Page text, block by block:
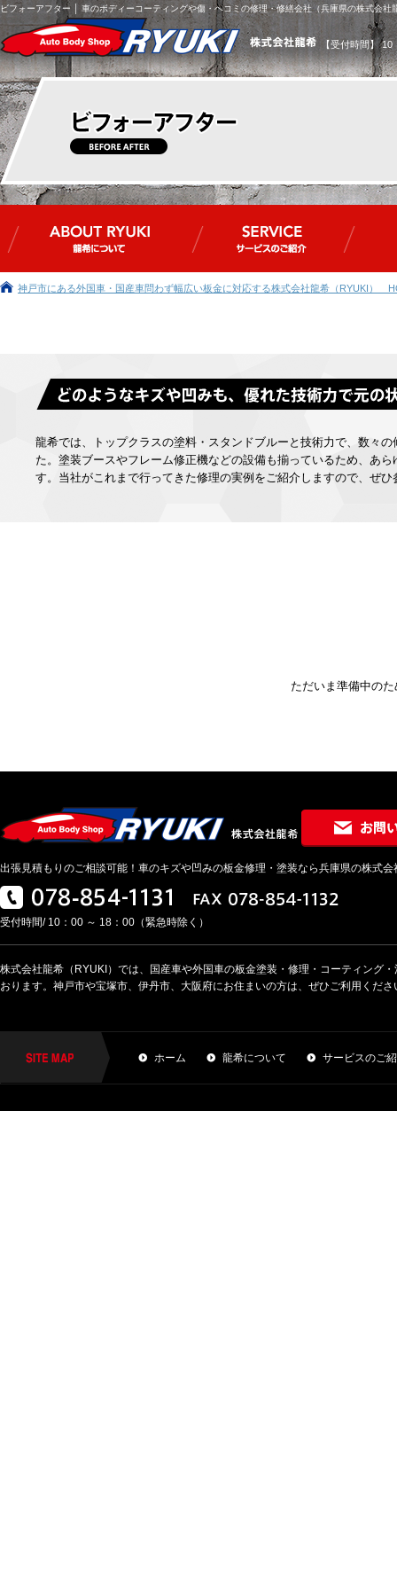
ビフォーアフター │ 車のボディーコーティングや傷・ヘコミの修理・修繕会社（兵庫県の株式会社
【受付時間】
神戸市にある外国車・国産車問わず幅広い板金に対応する株式会社龍希（RYUKI）
龍希では、トップクラスの塗料・スタンドブルーと技術力で、数々
た。塗装ブースやフレーム修正機などの設備も揃っているため、あ
す。当社がこれまで行ってきた修理の実例をご紹介しますので、ぜ
ただいま準備中の
出張見積もりのご相談可能！車のキズや凹みの板金修理・塗装なら兵庫県の株式
受付時間/ 10：00 ～ 18：00（緊急時除く）
株式会社龍希（RYUKI）では、国産車や外国車の板金塗装・修理・コーティング
おります。神戸市や宝塚市、伊丹市、大阪府にお住まいの方は、ぜひご利用くださ
ホーム 龍希について サービスのご